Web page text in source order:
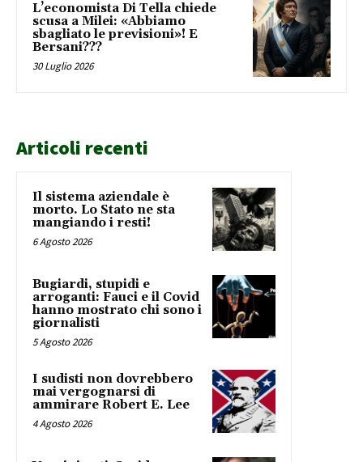
L’economista Di Tella chiede
scusa a Milei: «Abbiamo
sbagliato le previsioni»! E
Bersani???
30 Luglio 2026
Articoli recenti
Il sistema aziendale è
morto. Lo Stato ne sta
mangiando i resti!
6 Agosto 2026
Bugiardi, stupidi e
arroganti: Fauci e il Covid
hanno mostrato chi sono i
giornalisti
5 Agosto 2026
I sudisti non dovrebbero
mai vergognarsi di
ammirare Robert E. Lee
4 Agosto 2026